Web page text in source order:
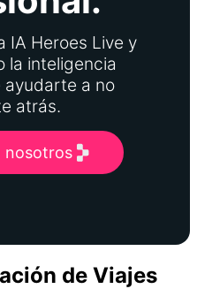
IA Heroes Live y
la inteligencia
a no
atrás.
nosotros
de Viajes